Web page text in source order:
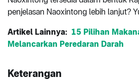
penjelasan Naoxintong lebih lanjut?
Artikel Lainnya: 15 Pilihan
Melancarkan Peredaran Darah
Keterangan